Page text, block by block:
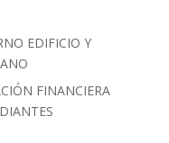
EDIFICIO Y
FINANCIERA